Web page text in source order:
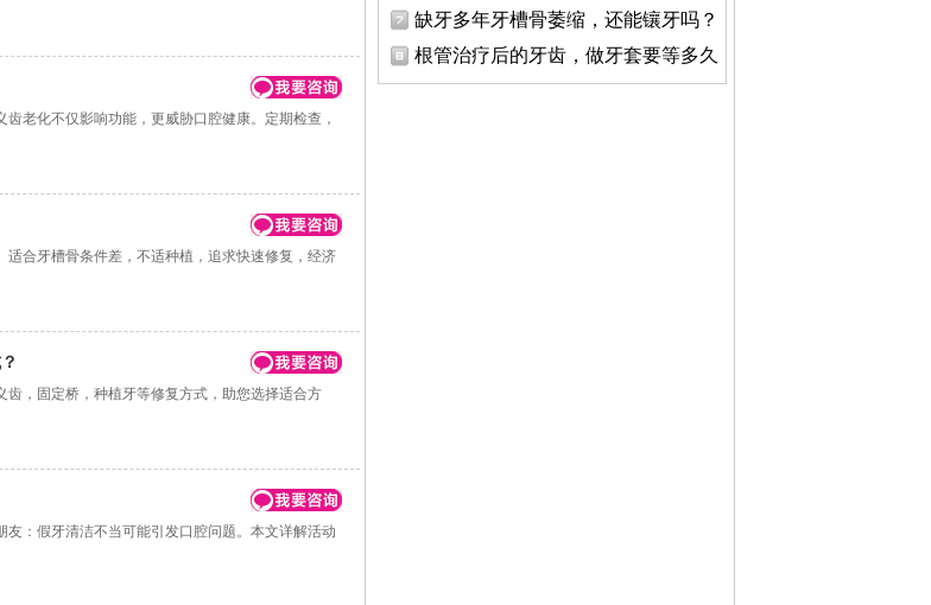
老化不仅影响功能，更威胁口腔健康。定期检查，
合牙槽骨条件差，不适种植，追求快速修复，经济
，固定桥，种植牙等修复方式，助您选择适合方
：假牙清洁不当可能引发口腔问题。本文详解活动
缺牙多年牙槽骨萎缩，还能镶牙吗？
根管治疗后的牙齿，做牙套要等多久